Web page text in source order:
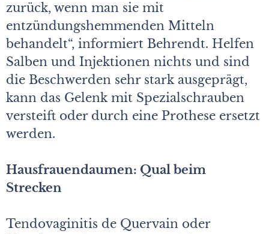
zurück, wenn man sie mit
entzündungshemmenden Mitteln
behandelt“, informiert Behrendt. Helfen
Salben und Injektionen nichts und sind
die Beschwerden sehr stark ausgeprägt,
kann das Gelenk mit Spezialschrauben
versteift oder durch eine Prothese ersetzt
werden.
Hausfrauendaumen: Qual beim
Strecken
Tendovaginitis de Quervain oder